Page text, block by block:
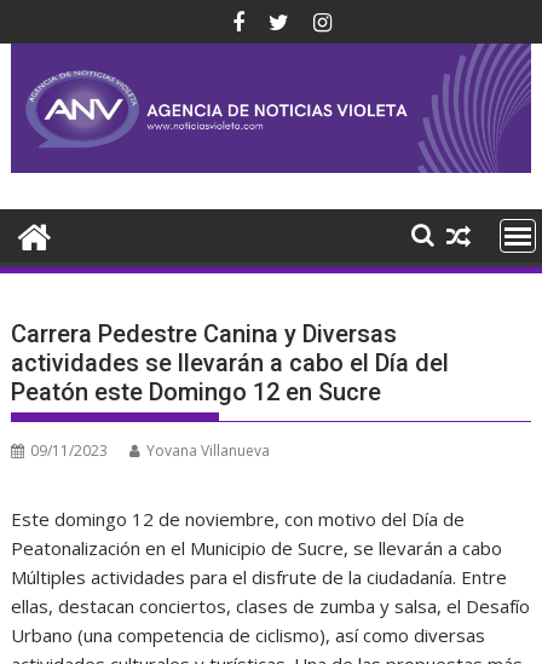
al
contenido
Carrera Pedestre Canina y Diversas
actividades se llevarán a cabo el Día del
Peatón este Domingo 12 en Sucre
09/11/2023 Yovana Villanueva
Este domingo 12 de noviembre, con motivo del Día de
Peatonalización en el Municipio de Sucre, se llevarán a cabo
Múltiples actividades para el disfrute de la ciudadanía. Entre
ellas, destacan conciertos, clases de zumba y salsa, el Desafío
Urbano (una competencia de ciclismo), así como diversas